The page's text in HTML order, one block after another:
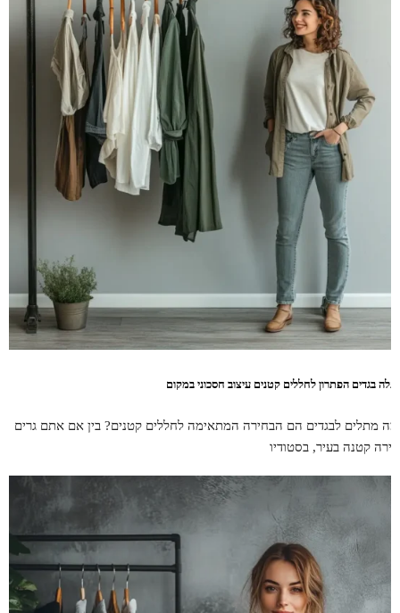
בגדים הפתרון לחללים קטנים עיצוב חסכוני במקום
מתלים לבגדים הם הבחירה המתאימה לחללים קטנים? בין אם אתם גרים
קטנה בעיר, בסטודיו